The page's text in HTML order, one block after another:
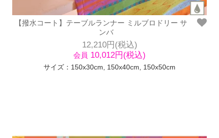
【撥水コート】テーブルランナー ミルブロドリー サ
ンバ
12,210円(税込)
会員 10,012円(税込)
サイズ：150x30cm, 150x40cm, 150x50cm